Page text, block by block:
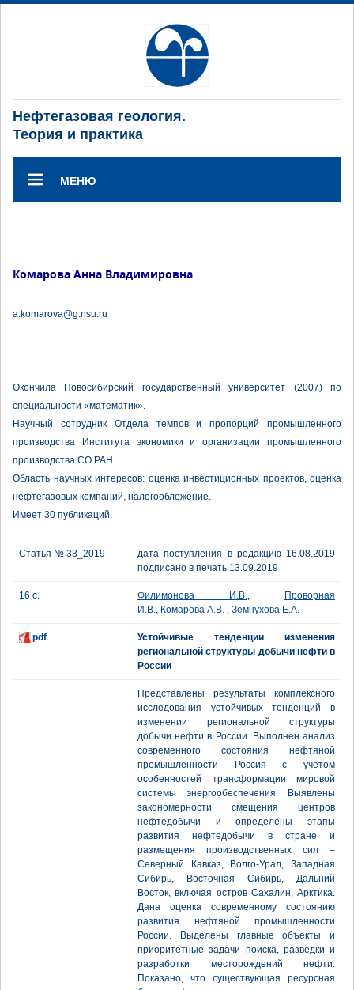
Нефтегазовая геология.
Теория и практика
МЕНЮ
Комарова Анна Владимировна
a.komarova@g.nsu.ru
Окончила Новосибирский государственный университет (2007) по
специальности «математик».
Научный сотрудник Отдела темпов и пропорций промышленного
производства Института экономики и организации промышленного
производства СО РАН.
Область научных интересов: оценка инвестиционных проектов, оценка
нефтегазовых компаний, налогообложение.
Имеет 30 публикаций.
Статья № 33_2019
дата поступления в редакцию 16.08.2019
подписано в печать 13.09.2019
16 с. Филимонова И.В.,
Проворная
И.В., Комарова А.В. , Земнухова Е.А.
pdf
Устойчивые тенденции изменения
региональной структуры добычи нефти в
России
Представлены результаты комплексного
исследования устойчивых тенденций в
изменении региональной структуры
добычи нефти в России. Выполнен анализ
современного состояния нефтяной
промышленности Россия с учётом
особенностей трансформации мировой
системы энергообеспечения. Выявлены
закономерности смещения центров
нефтедобычи и определены этапы
развития нефтедобычи в стране и
размещения производственных сил –
Северный Кавказ, Волго-Урал, Западная
Сибирь, Восточная Сибирь, Дальний
Восток, включая остров Сахалин, Арктика.
Дана оценка современному состоянию
развития нефтяной промышленности
России. Выделены главные объекты и
приоритетные задачи поиска, разведки и
разработки месторождений нефти.
Показано, что существующая ресурсная